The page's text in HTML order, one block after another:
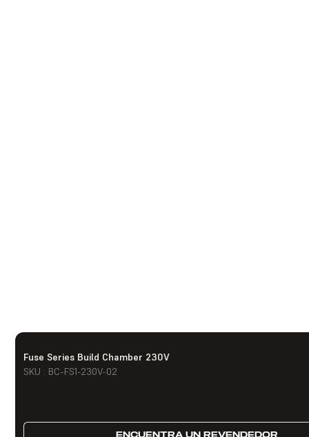
Fuse Series Build Chamber 230V
SKU : BC-FS1-230V-02
ENCUENTRA UN REVENDEDOR